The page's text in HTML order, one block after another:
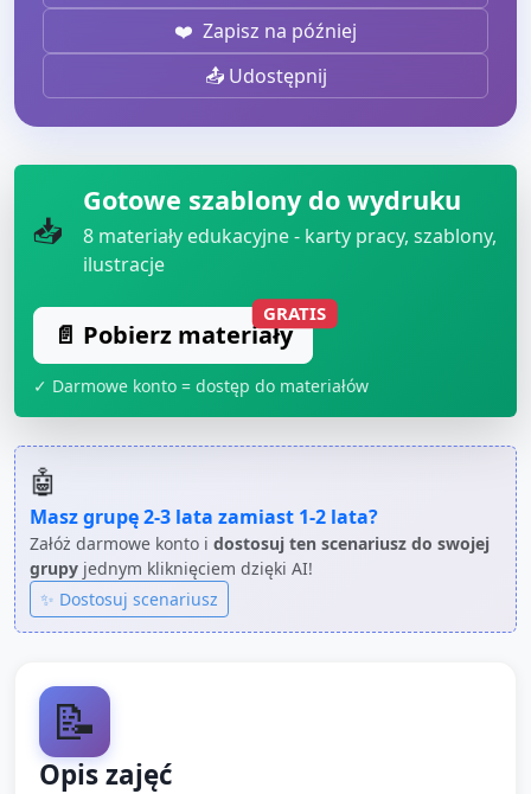
❤️ Zapisz na później
📤 Udostępnij
📥
Gotowe szablony do wydruku
8 materiały edukacyjne - karty pracy, szablony,
ilustracje
📄 Pobierz materiały
GRATIS
✓ Darmowe konto = dostęp do materiałów
🤖
Masz grupę2-3 lata zamiast 1-2 lata?
Załóż darmowe konto i dostosuj ten scenariusz do swojej
grupy jednym kliknięciem dzięki AI!
✨ Dostosuj scenariusz
📝
Opis zajęć